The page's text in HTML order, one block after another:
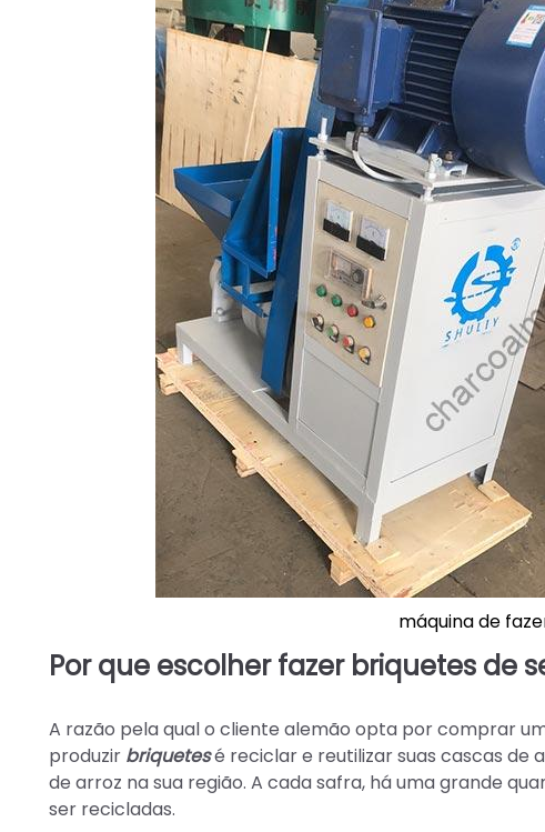
máquina de
Por que escolher fazer briquetes de
A razão pela qual o cliente alemão opta por comprar
produzir briquetesé reciclar e reutilizar suas cascas de
de arroz na sua região. A cada safra, há uma grande
ser recicladas.